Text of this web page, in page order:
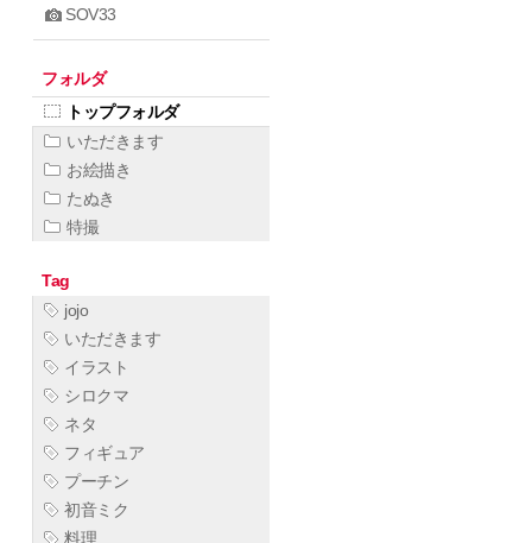
SOV33
フォルダ
トップフォルダ
いただきます
お絵描き
たぬき
特撮
Tag
jojo
いただきます
イラスト
シロクマ
ネタ
フィギュア
プーチン
初音ミク
料理